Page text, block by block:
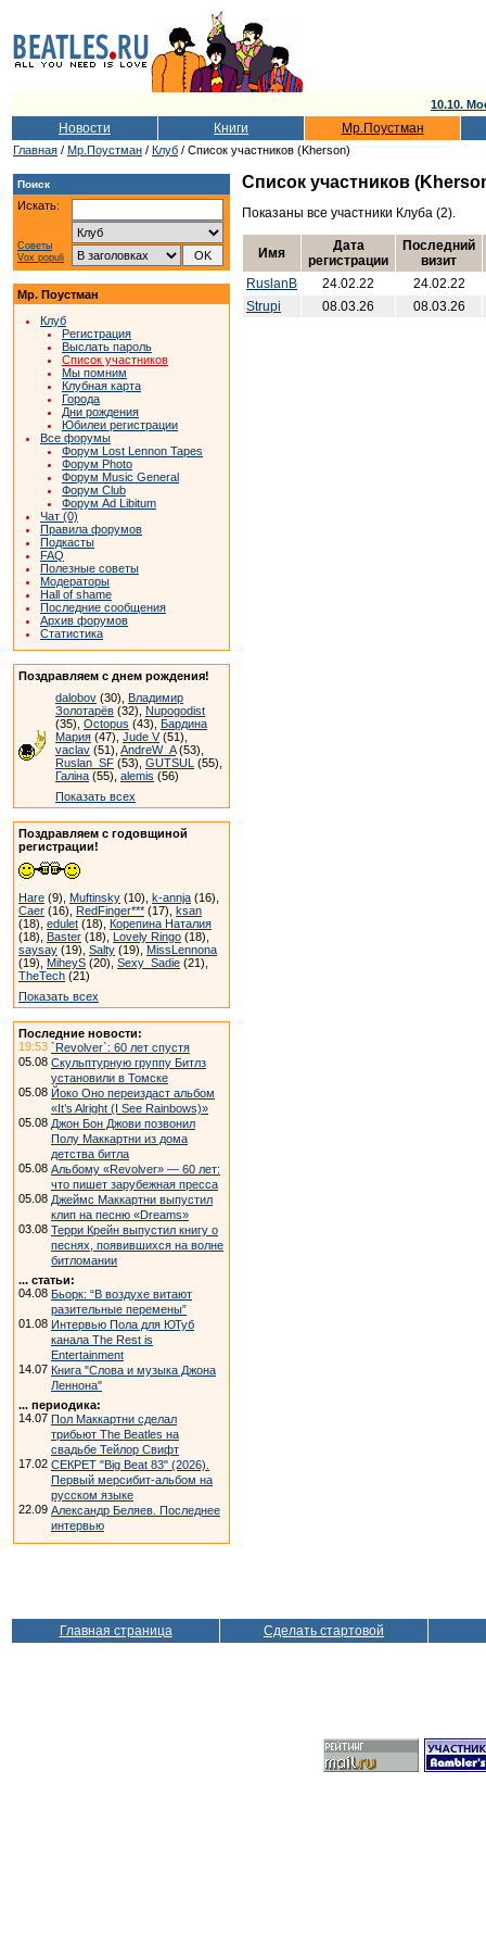
10.10.
Новости Книги Мр.Поустман
Главная / Мр.Поустман / Клуб / Список участников (Kherson)
Поиск
Искать:
Советы
Vox populi
Мр. Поустман
Клуб
Регистрация
Выслать пароль
Список участников
Мы помним
Клубная карта
Города
Дни рождения
Юбилеи регистрации
Все форумы
Форум Lost Lennon Tapes
Форум Photo
Форум Music General
Форум Club
Форум Ad Libitum
Чат (0)
Правила форумов
Подкасты
FAQ
Полезные советы
Модераторы
Hall of shame
Последние сообщения
Архив форумов
Статистика
Поздравляем с днем рождения!
dalobov (30), Владимир
Золотарёв (32), Nupogodist
(35), Octopus (43), Бардина
Мария (47), Jude V(51),
vaclav (51), AndreW_A(53),
Ruslan_SF (53), GUTSUL (55),
Галіна (55), alemis (56)
Показать всех
Поздравляем с годовщиной
регистрации!
Hare (9), Muftinsky (10), k-annja (16),
Caer (16), RedFinger*** (17), ksan
(18), edulet (18), Корепина Наталия
(18), Baster (18), Lovely Ringo (18),
saysay (19), Salty (19), MissLennona
(19), MiheyS (20), Sexy_Sadie (21),
TheTech (21)
Показать всех
Последние новости:
19:53 `Revolver`: 60 лет спустя
05.08 Скульптурную группу Битлз
установили в Томске
05.08 Йоко Оно переиздаст альбом
«It’s Alright (I See Rainbows)»
05.08 Джон Бон Джови позвонил
Полу Маккартни из дома
детства битла
05.08 Альбому «Revolver» — 60 лет:
что пишет зарубежная пресса
05.08 Джеймс Маккартни выпустил
клип на песню «Dreams»
03.08 Терри Крейн выпустил книгу о
песнях, появившихся на волне
битломании
... статьи:
04.08 Бьорк: “В воздухе витают
разительные перемены”
01.08 Интервью Пола для ЮТуб
канала The Rest is
Entertainment
14.07 Книга "Слова и музыка Джона
Леннона"
... периодика:
14.07 Пол Маккартни сделал
трибьют The Beatles на
свадьбе Тейлор Свифт
17.02 СЕКРЕТ "Big Beat 83" (2026).
Первый мерсибит-альбом на
русском языке
22.09 Александр Беляев. Последнее
интервью
Список участников
Показаны все участники Клуба (2).
Имя
Дата
регистрации
Последний
визит
RuslanB
24.02.22
24.02.22
Strupi
08.03.26 08.03.26
Главная страница Сделать стартовой